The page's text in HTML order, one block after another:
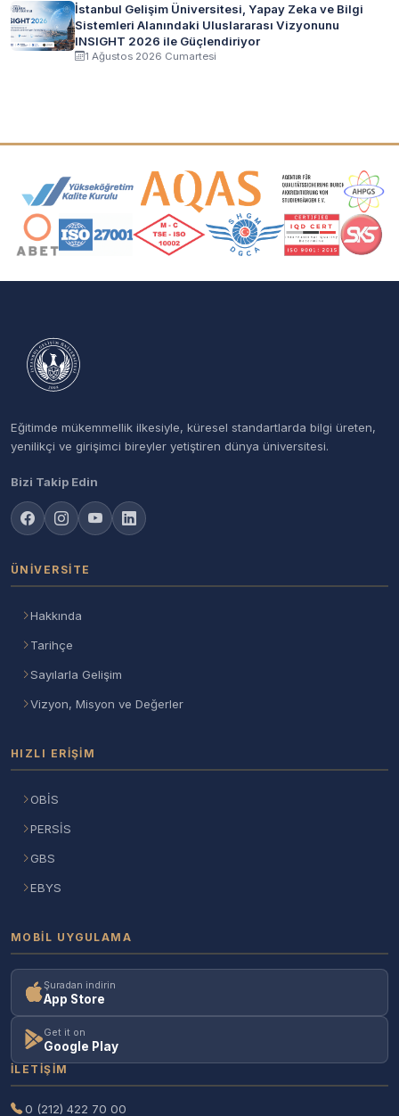
İstanbul Gelişim Üniversitesi, Yapay Zeka ve Bilgi
Sistemleri Alanındaki Uluslararası Vizyonunu
INSIGHT 2026 ile Güçlendiriyor
1 Ağustos 2026 Cumartesi
Akreditasyon ve Üyelik Logoları
Eğitimde mükemmellik ilkesiyle, küresel standartlarda bilgi üreten,
yenilikçi ve girişimci bireyler yetiştiren dünya üniversitesi.
Bizi Takip Edin
ÜNIVERSITE
Hakkında
Tarihçe
Sayılarla Gelişim
Vizyon, Misyon ve Değerler
HIZLI ERIŞIM
OBİS
PERSİS
GBS
EBYS
MOBIL UYGULAMA
Şuradan indirin
App Store
Get it on
Google Play
İLETIŞIM
0 (212) 422 70 00